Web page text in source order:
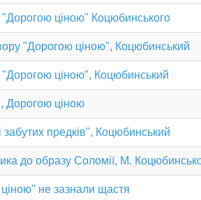
ціною" Коцюбинського
"Дорогою ціною", Коцюбинський
ціною", Коцюбинський
Дорогою ціною
забутих предків", Коцюбинський
до образу Соломії, М.
не зазнали щастя